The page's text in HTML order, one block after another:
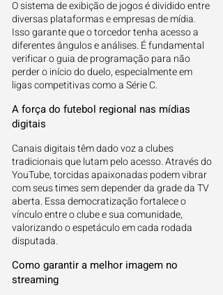
O sistema de exibição de jogos é dividido entre
diversas plataformas e empresas de mídia.
Isso garante que o torcedor tenha acesso a
diferentes ângulos e análises. É fundamental
verificar o guia de programação para não
perder o início do duelo, especialmente em
ligas competitivas como a Série C.
A força do futebol regional nas mídias
digitais
Canais digitais têm dado voz a clubes
tradicionais que lutam pelo acesso. Através do
YouTube, torcidas apaixonadas podem vibrar
com seus times sem depender da grade da TV
aberta. Essa democratização fortalece o
vínculo entre o clube e sua comunidade,
valorizando o espetáculo em cada rodada
disputada.
Como garantir a melhor imagem no
streaming